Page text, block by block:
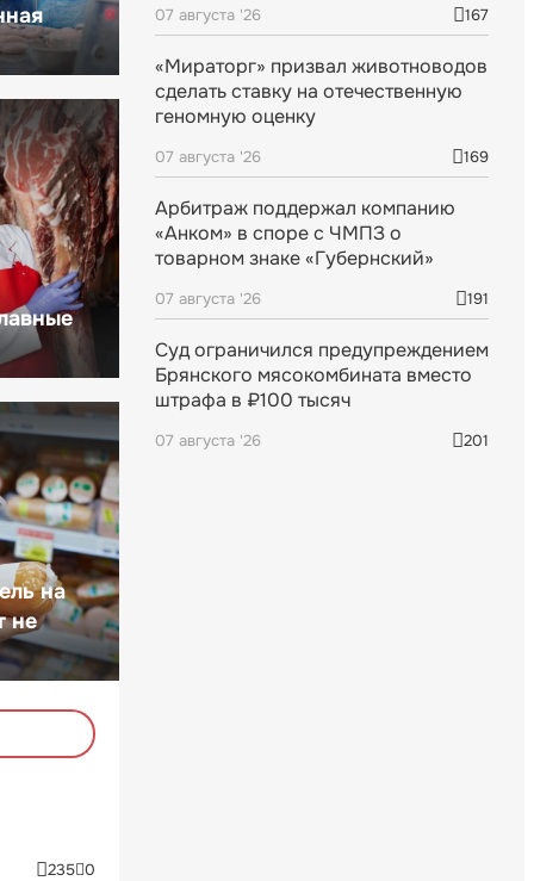
на
не
235 0
07 августа '26 167
«Мираторг» призвал животноводов
сделать ставку на отечественную
геномную оценку
07 августа '26 169
Арбитраж поддержал компанию
«Анком» в споре с ЧМПЗ о
товарном знаке «Губернский»
07 августа '26 191
Суд ограничился предупреждением
Брянского мясокомбината вместо
штрафа в ₽100 тысяч
07 августа '26 201